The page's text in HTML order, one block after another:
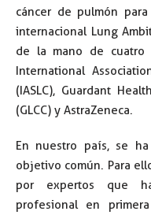
cáncer de pulmón
internacional Lung
de la mano de cuatro
International
(IASLC), Guardant
(GLCC) y AstraZeneca.
En nuestro país, se
objetivo común. Para
por expertos que
profesional en